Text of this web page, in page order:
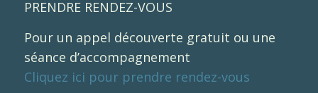
PRENDRE RENDEZ-VOUS
Pour un appel découverte gratuit ou une
séance d’accompagnement
Cliquez ici pour prendre rendez-vous